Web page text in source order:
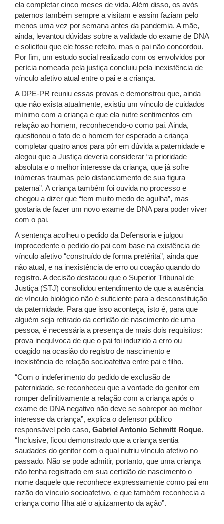
ela completar cinco meses de vida. Além disso, os avós
paternos também sempre a visitam e assim faziam pelo
menos uma vez por semana antes da pandemia. A mãe,
ainda, levantou dúvidas sobre a validade do exame de DNA
e solicitou que ele fosse refeito, mas o pai não concordou.
Por fim, um estudo social realizado com os envolvidos por
perícia nomeada pela justiça concluiu pela inexistência de
vínculo afetivo atual entre o pai e a criança.
A DPE-PR reuniu essas provas e demonstrou que, ainda
que não exista atualmente, existiu um vínculo de cuidados
mínimo com a criança e que ela nutre sentimentos em
relação ao homem, reconhecendo-o como pai. Ainda,
questionou o fato de o homem ter esperado a criança
completar quatro anos para pôr em dúvida a paternidade e
alegou que a Justiça deveria considerar “a prioridade
absoluta e o melhor interesse da criança, que já sofre
inúmeras traumas pelo distanciamento de sua figura
paterna”. A criança também foi ouvida no processo e
chegou a dizer que “tem muito medo de agulha”, mas
gostaria de fazer um novo exame de DNA para poder viver
com o pai.
A sentença acolheu o pedido da Defensoria e julgou
improcedente o pedido do pai com base na existência de
vínculo afetivo “construído de forma pretérita”, ainda que
não atual, e na inexistência de erro ou coação quando do
registro. A decisão destacou que o Superior Tribunal de
Justiça (STJ) consolidou entendimento de que a ausência
de vínculo biológico não é suficiente para a desconstituição
da paternidade. Para que isso aconteça, isto é, para que
alguém seja retirado da certidão de nascimento de uma
pessoa, é necessária a presença de mais dois requisitos:
prova inequívoca de que o pai foi induzido a erro ou
coagido na ocasião do registro de nascimento e
inexistência de relação socioafetiva entre pai e filho.
“Com o indeferimento do pedido de exclusão de
paternidade, se reconheceu que a vontade do genitor em
romper definitivamente a relação com a criança após o
exame de DNA negativo não deve se sobrepor ao melhor
interesse da criança”, explica o defensor público
responsável pelo caso, Gabriel Antonio Schmitt Roque.
“Inclusive, ficou demonstrado que a criança sentia
saudades do genitor com o qual nutriu vínculo afetivo no
passado. Não se pode admitir, portanto, que uma criança
não tenha registrado em sua certidão de nascimento o
nome daquele que reconhece expressamente como pai em
razão do vínculo socioafetivo, e que também reconhecia a
criança como filha até o ajuizamento da ação”.